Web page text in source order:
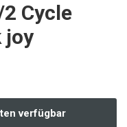
Cycle
joy
verfügbar